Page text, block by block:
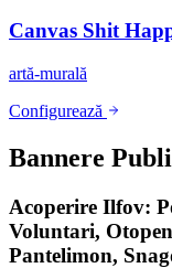
Canvas Shit
artă-murală
Configurează
Bannere
Acoperire Ilfov:
Voluntari,
Pantelimon,